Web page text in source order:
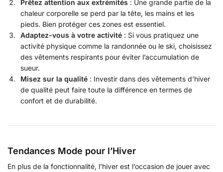
Prêtez attention aux extrémités : Une grande partie de la
chaleur corporelle se perd par la tête, les mains et les
pieds. Bien protéger ces zones est essentiel.
Adaptez-vous à votre activité : Si vous pratiquez une
activité physique comme la randonnée ou le ski, choisissez
des vêtements respirants pour éviter l’accumulation de
sueur.
Misez sur la qualité : Investir dans des vêtements d’hiver
de qualité peut faire toute la différence en termes de
confort et de durabilité.
Tendances Mode pour l’Hiver
En plus de la fonctionnalité, l’hiver est l’occasion de jouer avec